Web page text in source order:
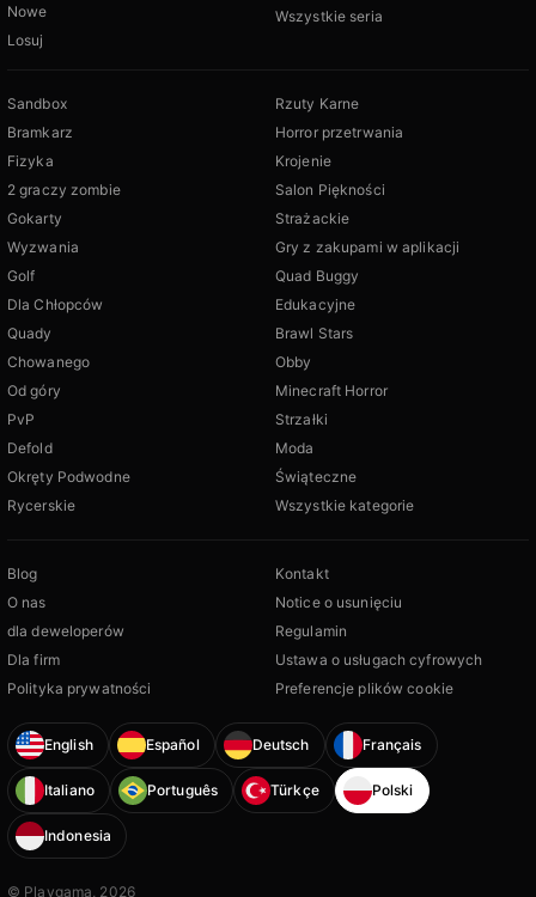
Nowe
Losuj
Wszystkie seria
Sandbox
Bramkarz
Fizyka
2 graczy zombie
Gokarty
Wyzwania
Golf
Dla Chłopców
Quady
Chowanego
Od góry
PvP
Defold
Okręty Podwodne
Rycerskie
Rzuty Karne
Horror przetrwania
Krojenie
Salon Piękności
Strażackie
Gry z zakupami w aplikacji
Quad Buggy
Edukacyjne
Brawl Stars
Obby
Minecraft Horror
Strzałki
Moda
Świąteczne
Wszystkie kategorie
Blog
O nas
dla deweloperów
Dla firm
Polityka prywatności
Kontakt
Notice o usunięciu
Regulamin
Ustawa o usługach cyfrowych
Preferencje plików cookie
English Español Deutsch Français
Italiano Português Türkçe Polski
Indonesia
© Playgama, 2026